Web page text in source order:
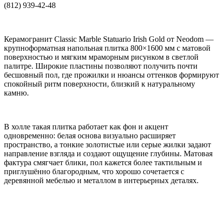
(812) 939-42-48
Керамогранит Classic Marble Statuario Irish Gold от Neodom —
крупноформатная напольная плитка 800×1600 мм с матовой
поверхностью и мягким мраморным рисунком в светлой
палитре. Широкие пластины позволяют получить почти
бесшовный пол, где прожилки и нюансы оттенков формируют
спокойный ритм поверхности, близкий к натуральному
камню.
В холле такая плитка работает как фон и акцент
одновременно: белая основа визуально расширяет
пространство, а тонкие золотистые или серые жилки задают
направление взгляда и создают ощущение глубины. Матовая
фактура смягчает блики, пол кажется более тактильным и
приглушённо благородным, что хорошо сочетается с
деревянной мебелью и металлом в интерьерных деталях.